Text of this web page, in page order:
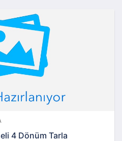
4 Dönüm Tarla